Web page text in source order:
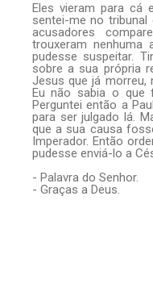
Eles vieram para cá
sentei-me no
acusadores
trouxeram nenhuma
pudesse suspeitar.
sobre a sua própria
Jesus que já morreu,
Eu não sabia o que
Perguntei então a
para ser julgado lá.
que a sua causa
Imperador. Então
pudesse enviá-lo a
- Palavra do Senhor.
- Graças a Deus.